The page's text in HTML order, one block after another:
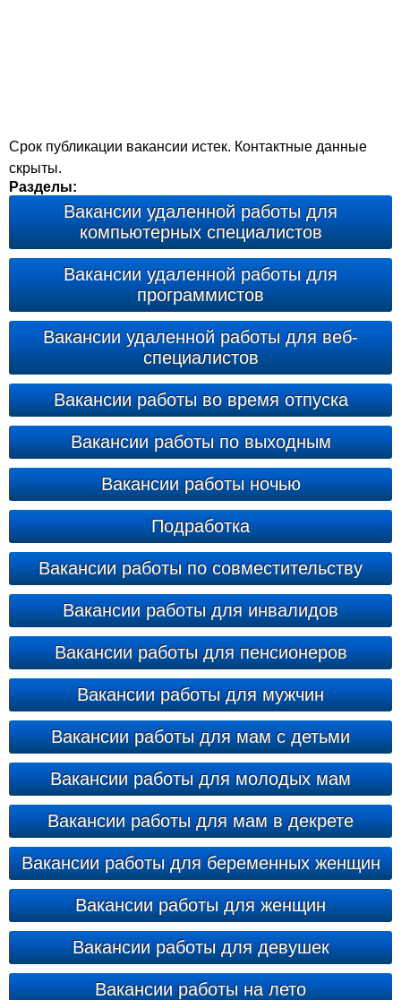
Срок публикации вакансии истек. Контактные данные
скрыты.
Разделы:
Вакансии удаленной работы для
компьютерных специалистов
Вакансии удаленной работы для
программистов
Вакансии удаленной работы для веб-
специалистов
Вакансии работы во время отпуска
Вакансии работы по выходным
Вакансии работы ночью
Подработка
Вакансии работы по совместительству
Вакансии работы для инвалидов
Вакансии работы для пенсионеров
Вакансии работы для мужчин
Вакансии работы для мам с детьми
Вакансии работы для молодых мам
Вакансии работы для мам в декрете
Вакансии работы для беременных женщин
Вакансии работы для женщин
Вакансии работы для девушек
Вакансии работы на лето